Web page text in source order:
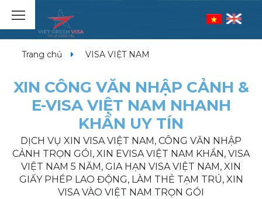
Trang chủ VISA VIỆT NAM
XIN CÔNG VĂN NHẬP CẢNH &
E-VISA VIỆT NAM NHANH
KHẨN UY TÍN
DỊCH VỤ XIN VISA VIỆT NAM, CÔNG VĂN NHẬP
CẢNH TRỌN GÓI, XIN EVISA VIỆT NAM KHẨN, VISA
VIỆT NAM 5 NĂM, GIA HẠN VISA VIỆT NAM, XIN
GIẤY PHÉP LAO ĐỘNG, LÀM THẺ TẠM TRÚ, XIN
VISA VÀO VIỆT NAM TRỌN GÓI